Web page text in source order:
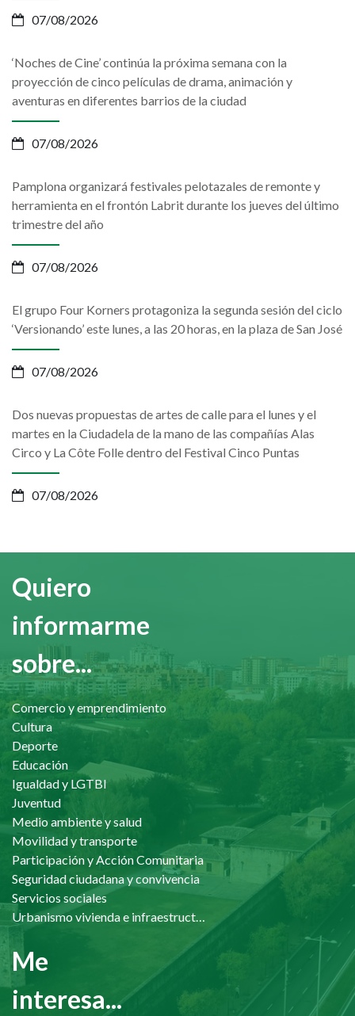
07/08/2026
‘Noches de Cine’ continúa la próxima semana con la
proyección de cinco películas de drama, animación y
aventuras en diferentes barrios de la ciudad
07/08/2026
Pamplona organizará festivales pelotazales de remonte y
herramienta en el frontón Labrit durante los jueves del último
trimestre del año
07/08/2026
El grupo Four Korners protagoniza la segunda sesión del ciclo
‘Versionando’ este lunes, a las 20 horas, en la plaza de San José
07/08/2026
Dos nuevas propuestas de artes de calle para el lunes y el
martes en la Ciudadela de la mano de las compañías Alas
Circo y La Côte Folle dentro del Festival Cinco Puntas
07/08/2026
Quiero
informarme
sobre...
Comercio y emprendimiento
Cultura
Deporte
Educación
Igualdad y LGTBI
Juventud
Medio ambiente y salud
Movilidad y transporte
Participación y Acción Comunitaria
Seguridad ciudadana y convivencia
Servicios sociales
Urbanismo vivienda e infraestructuras
Me
interesa...